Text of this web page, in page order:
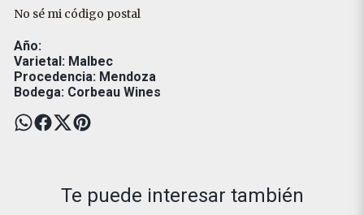
No sé mi código postal
Año:
Varietal: Malbec
Procedencia: Mendoza
Bodega: Corbeau Wines
Te puede interesar también